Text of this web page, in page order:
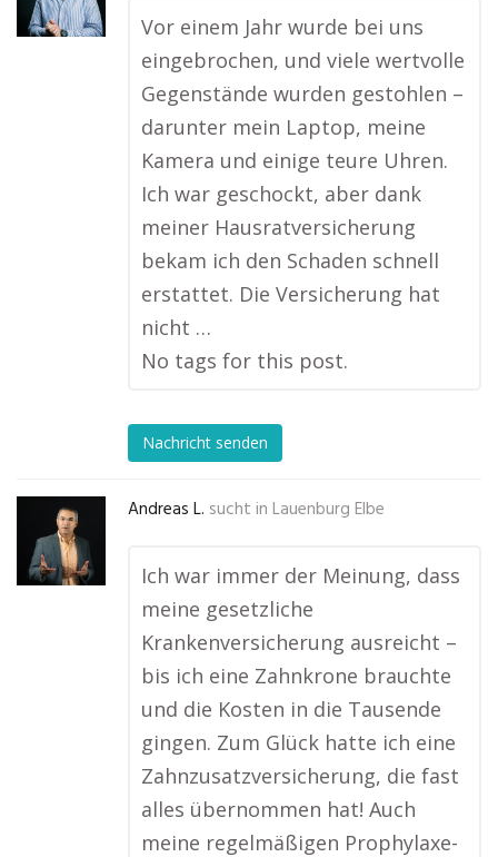
Vor einem Jahr wurde bei uns
eingebrochen, und viele wertvolle
Gegenstände wurden gestohlen –
darunter mein Laptop, meine
Kamera und einige teure Uhren.
Ich war geschockt, aber dank
meiner Hausratversicherung
bekam ich den Schaden schnell
erstattet. Die Versicherung hat
nicht …
No tags for this post.
Nachricht senden
Andreas L. sucht in Lauenburg Elbe
Ich war immer der Meinung, dass
meine gesetzliche
Krankenversicherung ausreicht –
bis ich eine Zahnkrone brauchte
und die Kosten in die Tausende
gingen. Zum Glück hatte ich eine
Zahnzusatzversicherung, die fast
alles übernommen hat! Auch
meine regelmäßigen Prophylaxe-